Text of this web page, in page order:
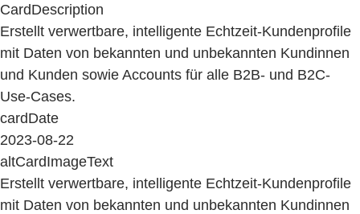
CardDescription
Erstellt verwertbare, intelligente Echtzeit-Kundenprofile
mit Daten von bekannten und unbekannten Kundinnen
und Kunden sowie Accounts für alle B2B- und B2C-
Use-Cases.
cardDate
2023-08-22
altCardImageText
Erstellt verwertbare, intelligente Echtzeit-Kundenprofile
mit Daten von bekannten und unbekannten Kundinnen